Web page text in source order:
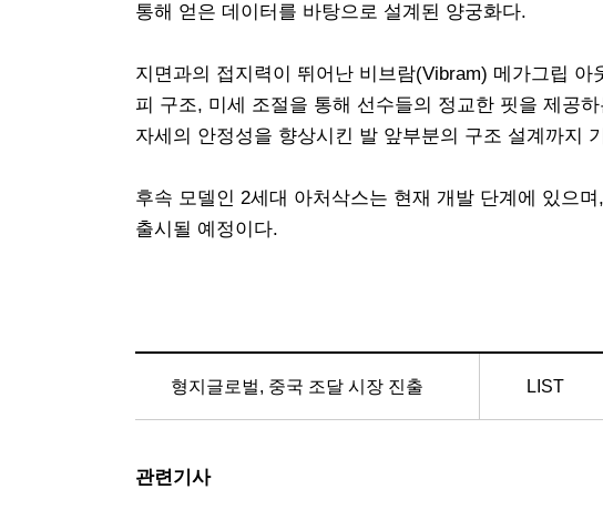
통해 얻은 데이터를 바탕으로 설계된 양궁화다.
지면과의 접지력이 뛰어난 비브람(Vibram) 메가그립
피 구조, 미세 조절을 통해 선수들의 정교한 핏을 제공
자세의 안정성을 향상시킨 발 앞부분의 구조 설계까지
후속 모델인 2세대 아처삭스는 현재 개발 단계에 있으
출시될 예정이다.
형지글로벌, 중국 조달 시장 진출 LIST
관련기사